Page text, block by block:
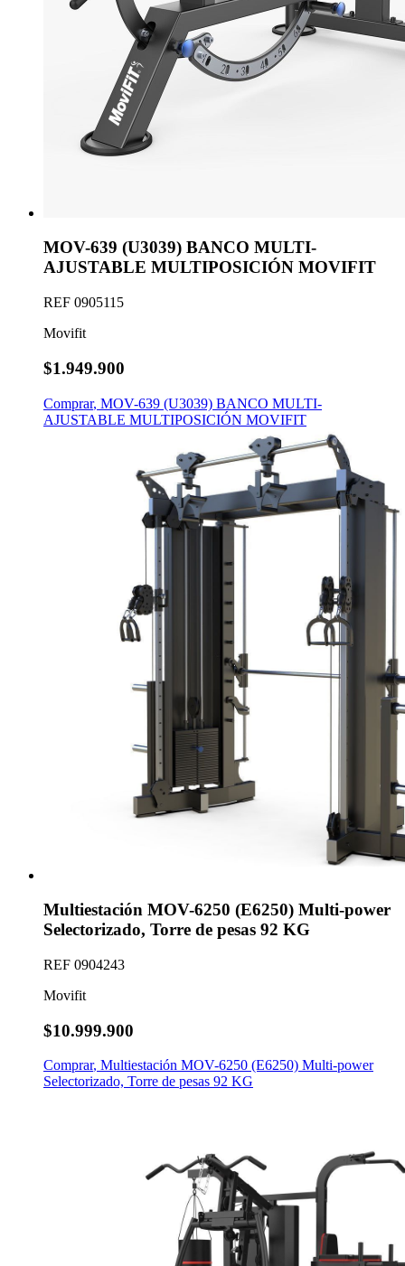
MOV-639 (U3039) BANCO MULTI-
AJUSTABLE MULTIPOSICIÓN MOVIFIT
REF 0905115
Movifit
$1.949.900
Comprar, MOV-639 (U3039) BANCO MULTI-
AJUSTABLE MULTIPOSICIÓN MOVIFIT
Multiestación MOV-6250 (E6250) Multi-power
Selectorizado, Torre de pesas 92 KG
REF 0904243
Movifit
$10.999.900
Comprar, Multiestación MOV-6250 (E6250) Multi-power
Selectorizado, Torre de pesas 92 KG